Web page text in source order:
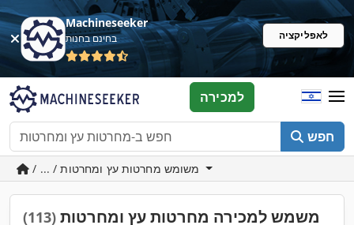
Machineseeker
בחינם בחנות לאפליקציה
חפש
למכירה
משמש למכירה מחרטות עץ ומחרטות (113)